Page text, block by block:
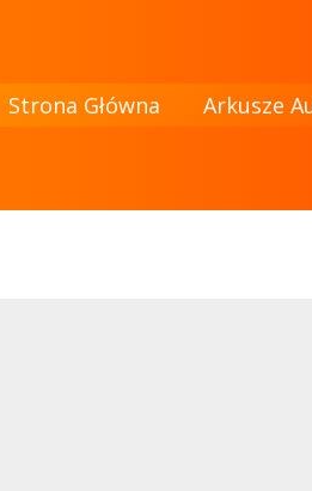
Strona Główna Arkusze